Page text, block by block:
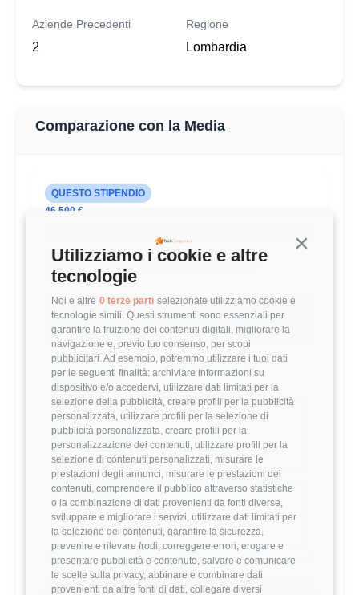
Continua
Utilizziamo i cookie e altre
tecnologie
Noi e altre 0 terze parti selezionate utilizziamo cookie e
tecnologie simili. Questi strumenti sono essenziali per
garantire la fruizione dei contenuti digitali, migliorare la
navigazione e, previo tuo consenso, per scopi
pubblicitari. Ad esempio, potremmo utilizzare i tuoi dati
per le seguenti finalità: archiviare informazioni su
dispositivo e/o accedervi, utilizzare dati limitati per la
selezione della pubblicità, creare profili per la pubblicità
personalizzata, utilizzare profili per la selezione di
pubblicità personalizzata, creare profili per la
personalizzazione dei contenuti, utilizzare profili per la
selezione di contenuti personalizzati, misurare le
prestazioni degli annunci, misurare le prestazioni dei
contenuti, comprendere il pubblico attraverso statistiche
o la combinazione di dati provenienti da fonti diverse,
sviluppare e migliorare i servizi, utilizzare dati limitati per
la selezione dei contenuti, garantire la sicurezza,
prevenire e rilevare frodi, correggere errori, erogare e
presentare pubblicità e contenuto, salvare e comunicare
le scelte sulla privacy, abbinare e combinare dati
provenienti da altre fonti di dati, collegare diversi
Aziende Precedenti
2
Regione
Lombardia
Comparazione con la Media
QUESTO STIPENDIO
46.500 €
MEDIA ENGINEERING MANAGER (<1 ANNI)
48,650 €
Questo stipendio è al 18° percentile
-4.42% rispetto alla media
Statistiche
Campione
172 stipendi
Esperienza
<1 anni